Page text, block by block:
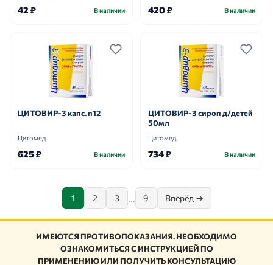
42 ₽ В наличии 420 ₽ В наличии
ЦИТОВИР-3 капс. n12
Цитомед
625 ₽ В наличии
ЦИТОВИР-3 сироп д/детей
50мл
Цитомед
734 ₽ В наличии
1 2 3 9 Вперёд →
ИМЕЮТСЯ ПРОТИВОПОКАЗАНИЯ. НЕОБХОДИМО
ОЗНАКОМИТЬСЯ С ИНСТРУКЦИЕЙ ПО
ПРИМЕНЕНИЮ ИЛИ ПОЛУЧИТЬ КОНСУЛЬТАЦИЮ